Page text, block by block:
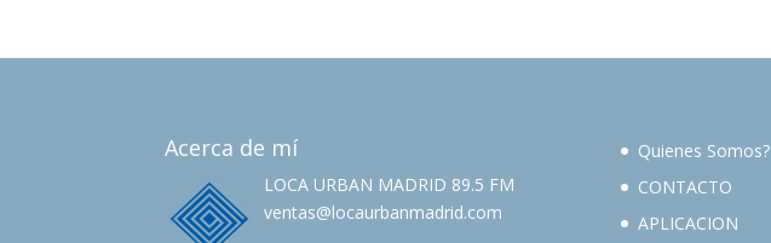
Acerca de mí
LOCA URBAN MADRID 89.5 FM
ventas@locaurbanmadrid.com
Quienes Somos?
CONTACTO
APLICACION